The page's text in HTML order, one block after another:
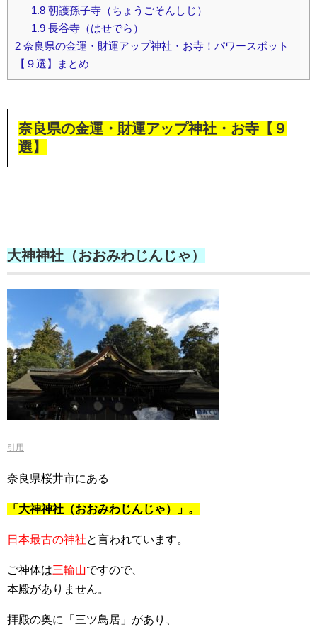
1.8朝護孫子寺（ちょうごそんしじ）
1.9長谷寺（はせでら）
2 奈良県の金運・財運アップ神社・お寺！パワースポット
【９選】まとめ
奈良県の金運・財運アップ神社・お寺【９
選】
大神神社（おおみわじんじゃ）
引用
奈良県桜井市にある
「大神神社（おおみわじんじゃ）」。
日本最古の神社と言われています。
ご神体は三輪山ですので、
本殿がありません。
拝殿の奥に「三ツ鳥居」があり、